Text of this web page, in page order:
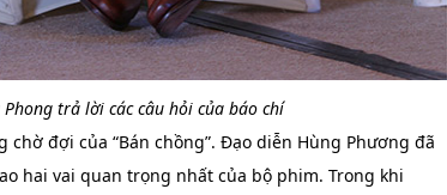
trả lời các câu hỏi của báo chí
đợi của “Bán chồng”. Đạo diễn Hùng Phương đã
hai vai quan trọng nhất của bộ phim. Trong khi